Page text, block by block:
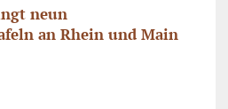
neun
an Rhein und Main